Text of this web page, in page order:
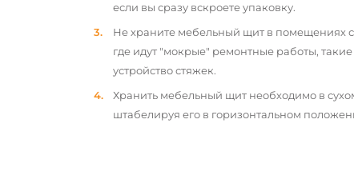
если вы сразу вскроете упаковку.
Не храните мебельный щит в помещениях
где идут "мокрые" ремонтные работы,
устройство стяжек.
Хранить мебельный щит необходимо в
штабелируя его в горизонтальном